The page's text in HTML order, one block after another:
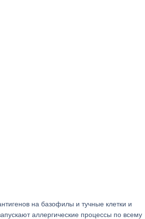
на базофилы и тучные клетки и
аллергические процессы по всему